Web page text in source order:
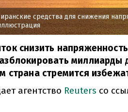
средства для снижения
снизить
миллиарды
страна стремится
агентство Reuters со